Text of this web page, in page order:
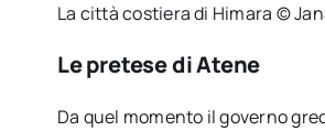
La città costiera di Himara ©
Le pretese di Atene
Da quel momento il governo